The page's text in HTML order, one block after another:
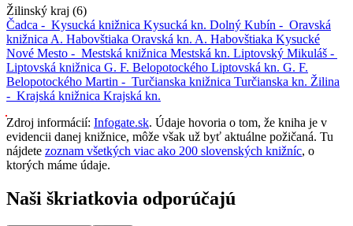
Žilinský kraj (6)
Čadca - Kysucká knižnica Kysucká kn. Dolný Kubín - Oravská
knižnica A. Habovštiaka Oravská kn. A. Habovštiaka Kysucké
Nové Mesto - Mestská knižnica Mestská kn. Liptovský Mikuláš -
Liptovská knižnica G. F. Belopotockého Liptovská kn. G. F.
Belopotockého Martin - Turčianska knižnica Turčianska kn. Žilina
- Krajská knižnica Krajská kn.
Zdroj informácií: Infogate.sk. Údaje hovoria o tom, že kniha je v
evidencii danej knižnice, môže však už byť aktuálne požičaná. Tu
nájdete zoznam všetkých viac ako 200 slovenských knižníc, o
ktorých máme údaje.
Naši škriatkovia odporúčajú